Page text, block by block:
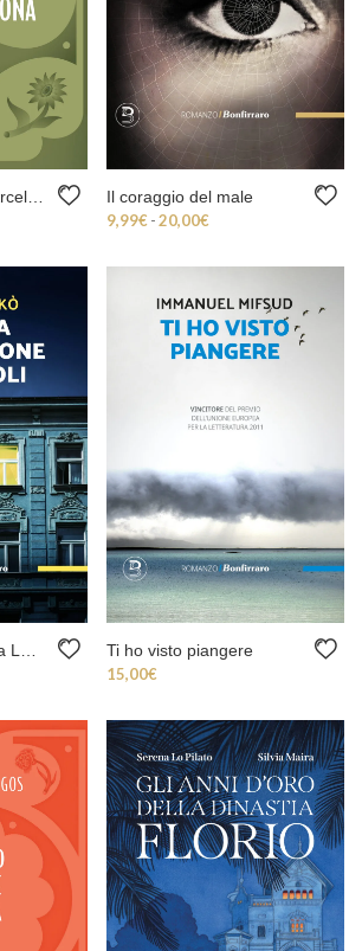
di prezzo: da 9,99€ a 18,00€
Il coraggio del male
9,99€- 20,00€
prezzo: da 9,99€ a 20,00€
Ti ho visto piangere
15,00€